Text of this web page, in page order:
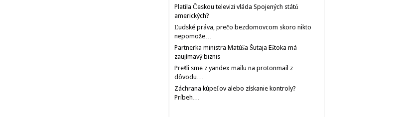
Platila Českou televizi vláda Spojených států
amerických?
Ľudské práva, prečo bezdomovcom skoro nikto
nepomože…
Partnerka ministra Matúša Šutaja Eštoka má
zaujímavý biznis
Prešli sme z yandex mailu na protonmail z
dôvodu…
Záchrana kúpeľov alebo získanie kontroly?
Príbeh…